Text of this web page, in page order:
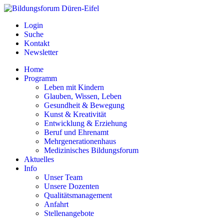
Login
Suche
Kontakt
Newsletter
Home
Programm
Leben mit Kindern
Glauben, Wissen, Leben
Gesundheit & Bewegung
Kunst & Kreativität
Entwicklung & Erziehung
Beruf und Ehrenamt
Mehrgenerationenhaus
Medizinisches Bildungsforum
Aktuelles
Info
Unser Team
Unsere Dozenten
Qualitätsmanagement
Anfahrt
Stellenangebote